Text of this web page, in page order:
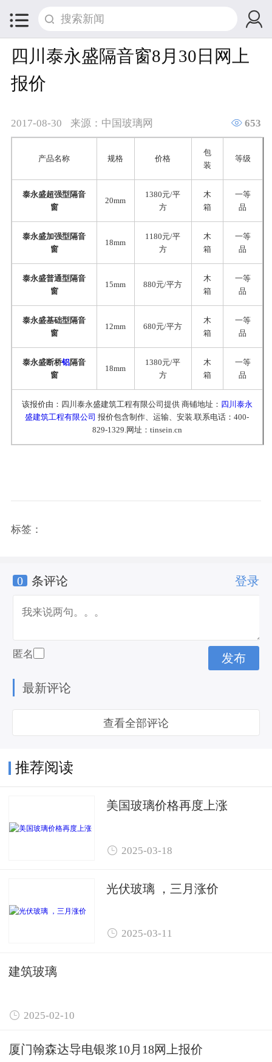
 
四川泰永盛隔音窗8月30日网上
报价
2017-08-30 来源：中国玻璃网  653
产品名称 规格 价格
包
装
等级
泰永盛超强型隔音
窗
20mm
1380元/平
方
木
箱
一等
品
泰永盛加强型隔音
窗
18mm
1180元/平
方
木
箱
一等
品
泰永盛普通型隔音
窗
15mm 880元/平方
木
箱
一等
品
泰永盛基础型隔音
窗
12mm 680元/平方
木
箱
一等
品
泰永盛断桥铝隔音
窗
18mm
1380元/平
方
木
箱
一等
品
该报价由：四川泰永盛建筑工程有限公司提供 商铺地址： 四川泰永
盛建筑工程有限公司 报价包含制作、运输、安装.联系电话：400-
829-1329.网址：tinsein.cn
标签：
0 条评论 登录
匿名
最新评论
查看全部评论
推荐阅读
美国玻璃价格再度上涨
 2025-03-18
光伏玻璃 ，三月涨价
 2025-03-11
建筑玻璃
 2025-02-10
厦门翰森达导电银浆10月18网上报价